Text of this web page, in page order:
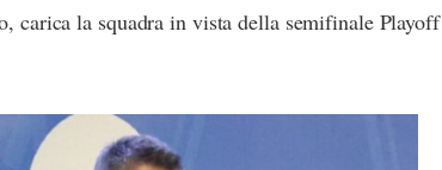
carica la squadra in vista della semifinale Playoff